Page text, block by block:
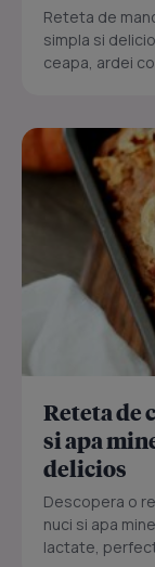
Reteta de
simpla si
ceapa, ardei
Reteta de
si apa
delicios
Descopera o
nuci si apa
lactate,